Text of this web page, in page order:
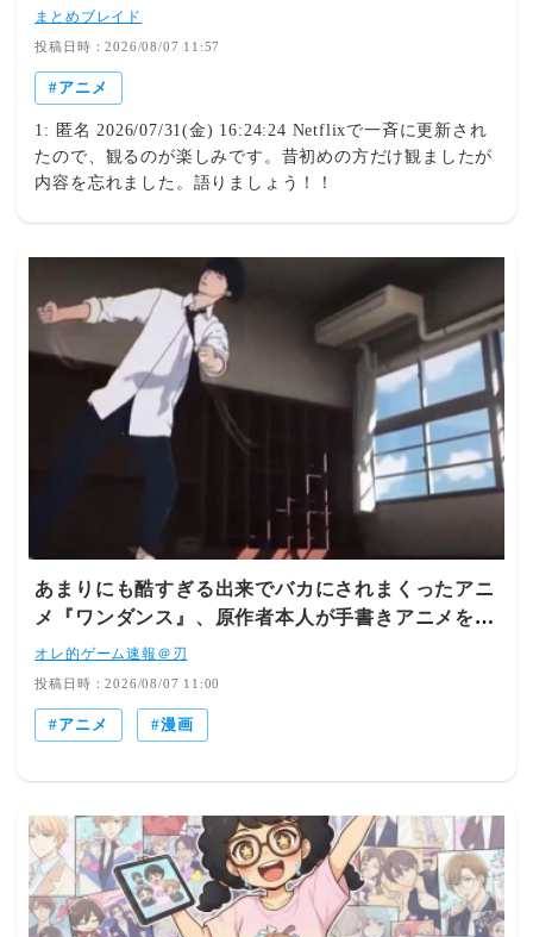
まとめブレイド
投稿日時：2026/08/07 11:57
アニメ
1: 匿名 2026/07/31(金) 16:24:24 Netflixで一斉に更新され
たので、観るのが楽しみです。昔初めの方だけ観ましたが
内容を忘れました。語りましょう！！
あまりにも酷すぎる出来でバカにされまくったアニ
メ『ワンダンス』、原作者本人が手書きアニメを投
稿した結果・・・ｗｗｗｗｗｗ
オレ的ゲーム速報＠刃
投稿日時：2026/08/07 11:00
アニメ 漫画